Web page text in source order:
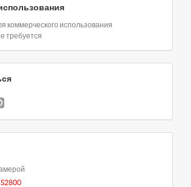
коммерческого использования
требуется